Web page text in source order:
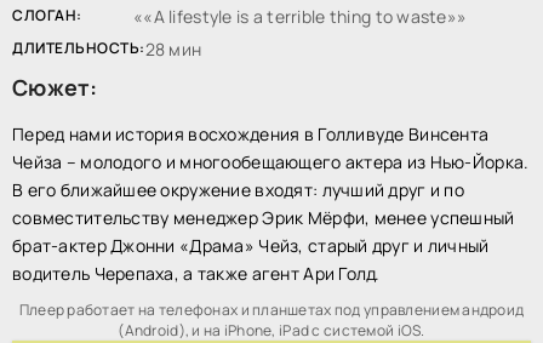
СЛОГАН: «A lifestyle is a terrible thing to waste»
ДЛИТЕЛЬНОСТЬ:28 мин
Сюжет:
Перед нами история восхождения в Голливуде Винсента
Чейза – молодого и многообещающего актера из Нью-Йорка.
В его ближайшее окружение входят: лучший друг и по
совместительству менеджер Эрик Мёрфи, менее успешный
брат-актер Джонни «Драма» Чейз, старый друг и личный
водитель Черепаха, а также агент Ари Голд.
Плеер работает на телефонах и планшетах под управлением андроид
(Android), и на iPhone, iPad с системой iOS.